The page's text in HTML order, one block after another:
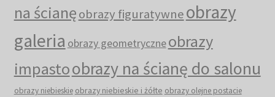
na ścianęobrazy figuratywneobrazy
galeria obrazy geometryczneobrazy
impastoobrazy na ścianę do salonu
obrazy niebieskie obrazy niebieskie i żółte obrazy olejne postacie